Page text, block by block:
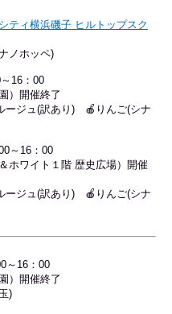
ティ横浜磯子 ヒルトップスク
ノホッペ)
16：00
）開催終了
ージュ(訳あり) 🍎りんご(シナ
～16：00
ホワイト１階 歴史広場）開催
ージュ(訳あり) 🍎りんご(シナ
～16：00
）開催終了
)